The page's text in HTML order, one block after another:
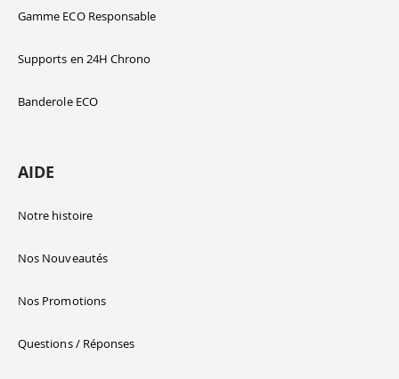
Gamme ECO Responsable
Supports en 24H Chrono
Banderole ECO
AIDE
Notre histoire
Nos Nouveautés
Nos Promotions
Questions / Réponses